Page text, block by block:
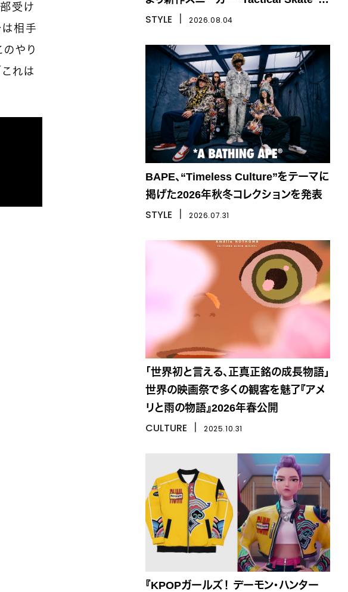
受け
は相手
やり
れは
登場
STYLE 2026.08.04
BAPE、“Timeless Culture”をテーマに
掲げた2026年秋冬コレクションを発表
STYLE 2026.07.31
「世界初と言える、正真正銘の成長物語」
世界の映画祭で多くの観客を魅了『アメ
リと雨の物語』2026年春公開
CULTURE 2025.10.31
『KPOPガールズ！ デーモン・ハンター